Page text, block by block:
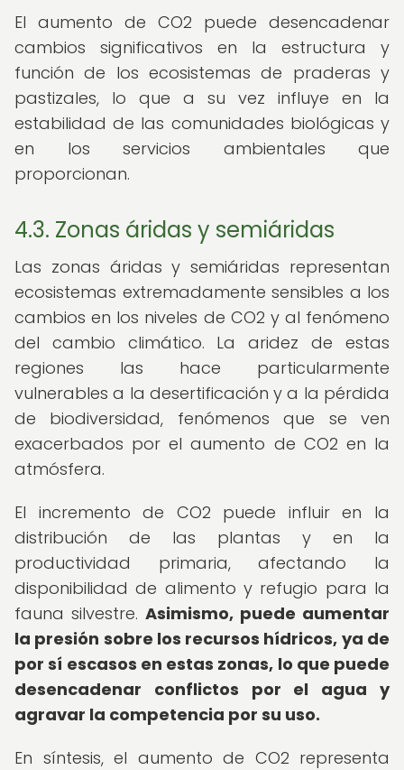
El aumento de CO2 puede desencadenar
cambios significativos en la estructura y
función de los ecosistemas de praderas y
pastizales, lo que a su vez influye en la
estabilidad de las comunidades biológicas y
en los servicios ambientales que
proporcionan.
4.3. Zonas áridas y semiáridas
Las zonas áridas y semiáridas representan
ecosistemas extremadamente sensibles a los
cambios en los niveles de CO2 y al fenómeno
del cambio climático. La aridez de estas
regiones las hace particularmente
vulnerables a la desertificación y a la pérdida
de biodiversidad, fenómenos que se ven
exacerbados por el aumento de CO2 en la
atmósfera.
El incremento de CO2 puede influir en la
distribución de las plantas y en la
productividad primaria, afectando la
disponibilidad de alimento y refugio para la
fauna silvestre. Asimismo, puede aumentar
la presión sobre los recursos hídricos, ya de
por sí escasos en estas zonas, lo que puede
desencadenar conflictos por el agua y
agravar la competencia por su uso.
En síntesis, el aumento de CO2 representa